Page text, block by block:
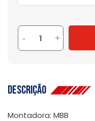
- +
Descrição
Montadora: MBB